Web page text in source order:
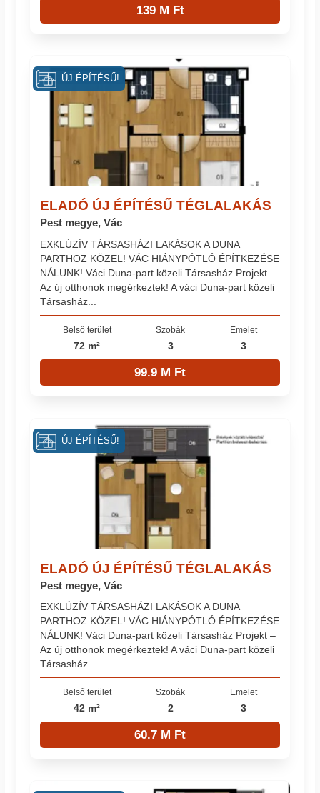
139 M Ft
ELADÓ ÚJ ÉPÍTÉSŰ TÉGLALAKÁS
Pest megye, Vác
EXKLÚZÍV TÁRSASHÁZI LAKÁSOK A DUNA
PARTHOZ KÖZEL! VÁC HIÁNYPÓTLÓ ÉPÍTKEZÉSE
NÁLUNK! Váci Duna-part közeli Társasház Projekt –
Az új otthonok megérkeztek! A váci Duna-part közeli
Társasház...
Belső terület
72 m²
Szobák
3
Emelet
3
99.9 M Ft
ÚJ ÉPÍTÉSŰ!
ELADÓ ÚJ ÉPÍTÉSŰ TÉGLALAKÁS
Pest megye, Vác
EXKLÚZÍV TÁRSASHÁZI LAKÁSOK A DUNA
PARTHOZ KÖZEL! VÁC HIÁNYPÓTLÓ ÉPÍTKEZÉSE
NÁLUNK! Váci Duna-part közeli Társasház Projekt –
Az új otthonok megérkeztek! A váci Duna-part közeli
Társasház...
Belső terület
42 m²
Szobák
2
Emelet
3
60.7 M Ft
ÚJ ÉPÍTÉSŰ!